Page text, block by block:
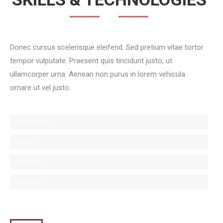
Donec cursus scelerisque eleifend. Sed pretium vitae tortor
tempor vulputate. Praesent quis tincidunt justo, ut
ullamcorper urna. Aenean non purus in lorem vehicula
ornare ut vel justo.